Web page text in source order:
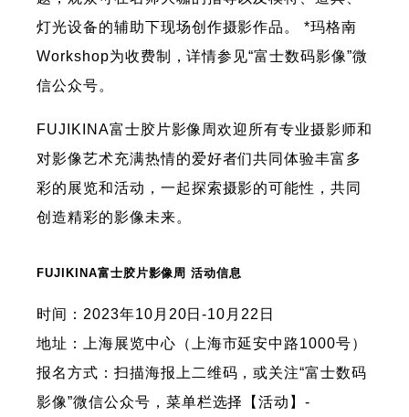
灯光设备的辅助下现场创作摄影作品。 *玛格南
Workshop为收费制，详情参见“富士数码影像”微
信公众号。
FUJIKINA富士胶片影像周欢迎所有专业摄影师和
对影像艺术充满热情的爱好者们共同体验丰富多
彩的展览和活动，一起探索摄影的可能性，共同
创造精彩的影像未来。
FUJIKINA富士胶片影像周 活动信息
时间：2023年10月20日-10月22日
地址：上海展览中心（上海市延安中路1000号）
报名方式：扫描海报上二维码，或关注“富士数码
影像”微信公众号，菜单栏选择【活动】-